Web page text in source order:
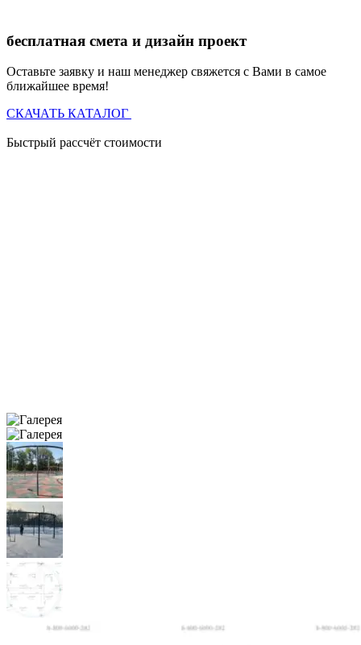
бесплатная смета и дизайн проект
Оставьте заявку и наш менеджер свяжется с Вами в самое
ближайшее время!
СКАЧАТЬ КАТАЛОГ
Быстрый рассчёт стоимости